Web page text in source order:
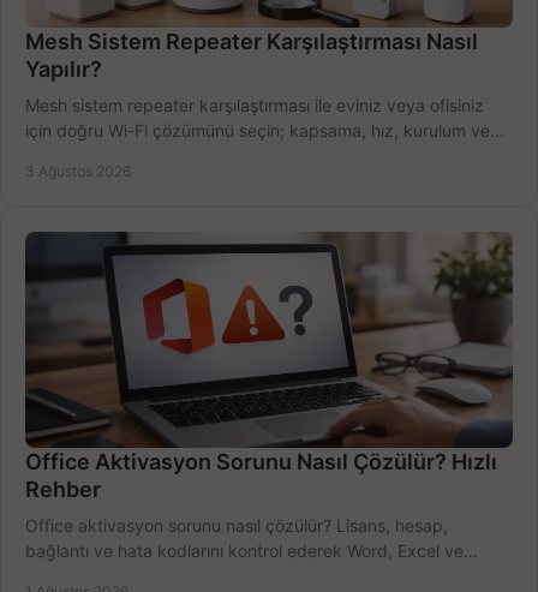
Mesh Sistem Repeater Karşılaştırması Nasıl
Yapılır?
Mesh sistem repeater karşılaştırması ile eviniz veya ofisiniz
için doğru Wi-Fi çözümünü seçin; kapsama, hız, kurulum ve
3 Ağustos 2026
Office Aktivasyon Sorunu Nasıl Çözülür? Hızlı
Rehber
Office aktivasyon sorunu nasıl çözülür? Lisans, hesap,
bağlantı ve hata kodlarını kontrol ederek Word, Excel ve